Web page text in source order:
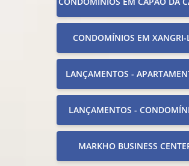
CONDOMÍNIOS EM XANGRI-
LANÇAMENTOS -
LANÇAMENTOS -
MARKHO BUSINESS